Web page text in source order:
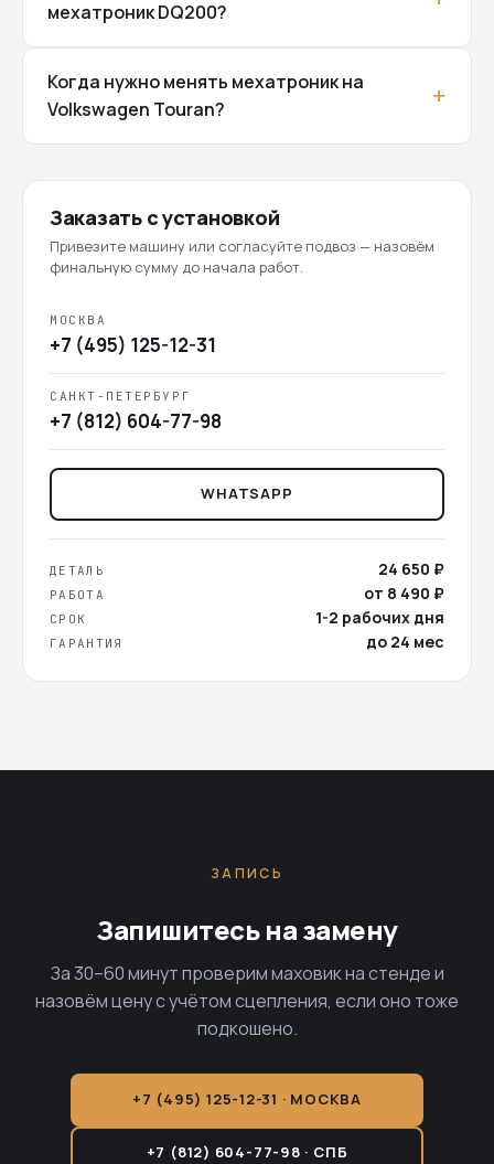
мехатроник DQ200?
Когда нужно менять мехатроник на
Volkswagen Touran?
Заказать с установкой
Привезите машину или согласуйте подвоз — назовём
финальную сумму до начала работ.
МОСКВА
+7 (495) 125-12-31
САНКТ-ПЕТЕРБУРГ
+7 (812) 604-77-98
WHATSAPP
ДЕТАЛЬ 24 650 ₽
РАБОТА от 8 490 ₽
СРОК 1-2 рабочих дня
ГАРАНТИЯ до 24 мес
ЗАПИСЬ
Запишитесь на замену
За 30–60 минут проверим маховик на стенде и
назовём цену с учётом сцепления, если оно тоже
подкошено.
+7 (495) 125-12-31 · МОСКВА
+7 (812) 604-77-98 · СПБ